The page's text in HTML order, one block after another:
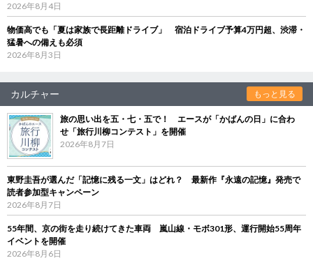
2026年8月4日
物価高でも「夏は家族で長距離ドライブ」 宿泊ドライブ予算4万円超、渋滞・
猛暑への備えも必須
2026年8月3日
カルチャー もっと見る
旅の思い出を五・七・五で！ エースが「かばんの日」に合わ
せ「旅行川柳コンテスト」を開催
2026年8月7日
東野圭吾が選んだ「記憶に残る一文」はどれ？ 最新作『永遠の記憶』発売で
読者参加型キャンペーン
2026年8月7日
55年間、京の街を走り続けてきた車両 嵐山線・モボ301形、運行開始55周年
イベントを開催
2026年8月6日